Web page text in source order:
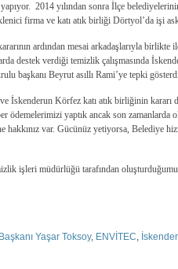
2014 yılından sonra İlçe
firma ve katı atık birliği Dörtyol’da işi
ardından mesai arkadaşlarıyla birlikte
destek verdiği temizlik çalışmasında
başkanı Beyrut asıllı Rami’ye tepki
ve İskenderun Körfez katı atık birliğinin
ödemelerimizi yaptık ancak son zamanlarda
var. Gücünüz yetiyorsa, Belediye
işleri müdürlüğü tarafından
Yaşar Toksoy, ENVİTEC,